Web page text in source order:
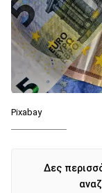
Pixabay
Δες